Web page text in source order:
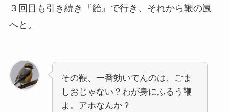
３回目も引き続き『飴』で行き、それから鞭の嵐
へと。
その鞭、一番効いてんのは、ごま
しおじゃない？わが身にふるう鞭
よ。アホなんか？